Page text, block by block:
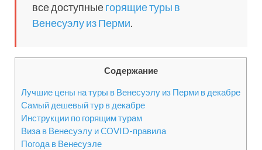
все доступныегорящие туры в
Венесуэлу из Перми.
Содержание
Лучшие цены на туры в Венесуэлу из Перми в декабре
Самый дешевый тур в декабре
Инструкции по горящим турам
Виза в Венесуэлу и COVID-правила
Погода в Венесуэле